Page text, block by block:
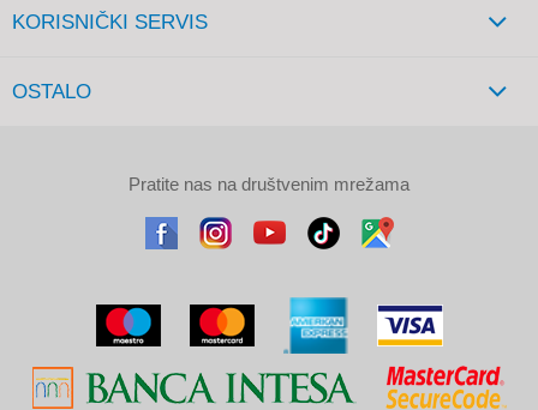
KORISNIČKI SERVIS
OSTALO
Pratite nas na društvenim mrežama